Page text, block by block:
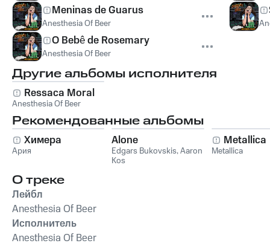
Meninas de Guarus
Anesthesia Of Beer
O Bebê de Rosemary
Anesthesia Of Beer
Другие альбомы исполнителя
Ressaca Moral
Anesthesia Of Beer
Рекомендованные альбомы
Химера
Ария
Alone
Edgars Bukovskis,Aaron
Kos
Metallica
Metallica
О треке
Лейбл
Anesthesia Of Beer
Исполнитель
Anesthesia Of Beer